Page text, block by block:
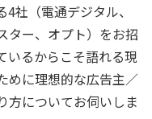
社（電通デジタル、
ター、オプト）をお招
いるからこそ語れる現
めに理想的な広告主／
方についてお伺いしま